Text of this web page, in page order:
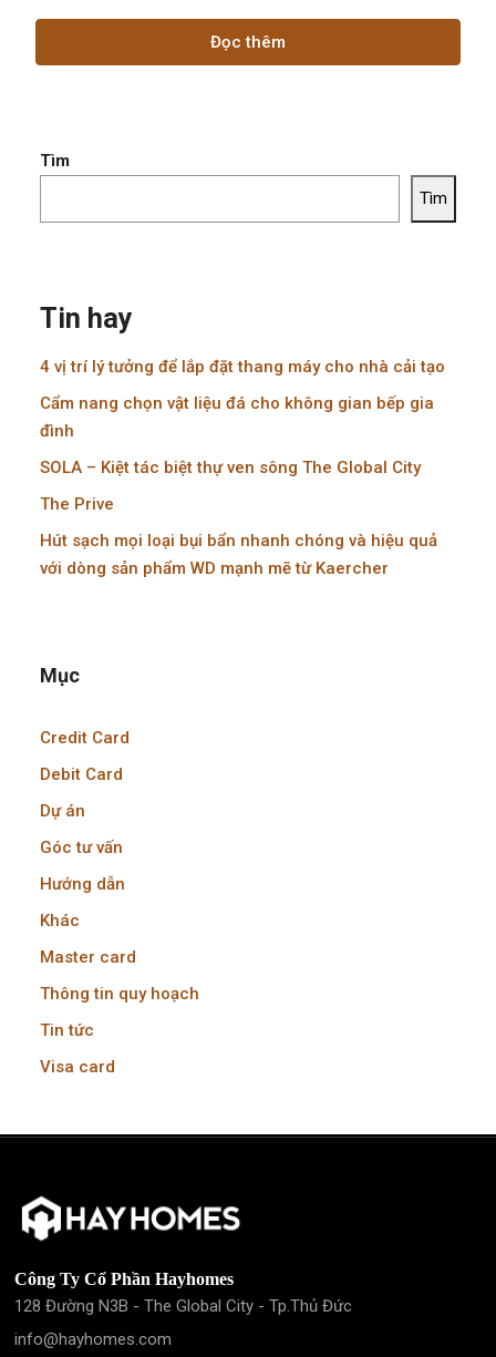
Đọc thêm
Tìm
Tìm
Tin hay
4 vị trí lý tưởng để lắp đặt thang máy cho nhà cải tạo
Cẩm nang chọn vật liệu đá cho không gian bếp gia
đình
SOLA – Kiệt tác biệt thự ven sông The Global City
The Prive
Hút sạch mọi loại bụi bẩn nhanh chóng và hiệu quả
với dòng sản phẩm WD mạnh mẽ từ Kaercher
Mục
Credit Card
Debit Card
Dự án
Góc tư vấn
Hướng dẫn
Khác
Master card
Thông tin quy hoạch
Tin tức
Visa card
Công Ty Cổ Phần Hayhomes
128 Đường N3B - The Global City - Tp.Thủ Đức
info@hayhomes.com